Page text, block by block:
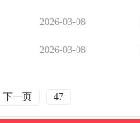
2026-03-08
2026-03-08
下一页 47